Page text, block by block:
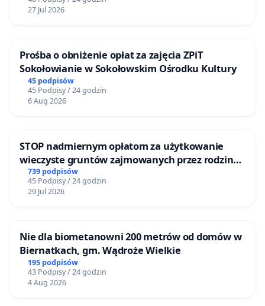
27 Jul 2026
Prośba o obniżenie opłat za zajęcia ZPiT
Sokołowianie w Sokołowskim Ośrodku Kultury
45 podpisów
45 Podpisy / 24 godzin
6 Aug 2026
STOP nadmiernym opłatom za użytkowanie
wieczyste gruntów zajmowanych przez rodzinne
ogrody działkowe.
739 podpisów
45 Podpisy / 24 godzin
29 Jul 2026
Nie dla biometanowni 200 metrów od domów w
Biernatkach, gm. Wądroże Wielkie
195 podpisów
43 Podpisy / 24 godzin
4 Aug 2026